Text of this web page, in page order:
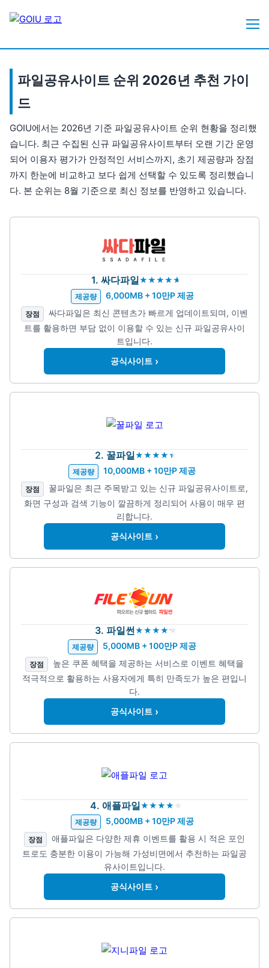
파일공유사이트 순위 2026년 추천 가이
드
GOIU에서는 2026년 기준 파일공유사이트 순위 현황을 정리했
습니다. 최근 수집된 신규 파일공유사이트부터 오랜 기간 운영
되어 이용자 평가가 안정적인 서비스까지, 초기 제공량과 장점
까지 한눈에 비교하고 보다 쉽게 선택할 수 있도록 정리했습니
다. 본 순위는 8월 기준으로 최신 정보를 반영하고 있습니다.
1. 싸다파일
제공량 6,000MB + 10만P 제공
장점
싸다파일은 최신 콘텐츠가 빠르게 업데이트되며, 이벤
트를 활용하면 부담 없이 이용할 수 있는 신규 파일공유사이
트입니다.
공식사이트 ›
2. 꿀파일
제공량 10,000MB + 10만P 제공
장점
꿀파일은 최근 주목받고 있는 신규 파일공유사이트로,
화면 구성과 검색 기능이 깔끔하게 정리되어 사용이 매우 편
리합니다.
공식사이트 ›
3. 파일썬
제공량 5,000MB + 100만P 제공
장점
높은 쿠폰 혜택을 제공하는 서비스로 이벤트 혜택을
적극적으로 활용하는 사용자에게 특히 만족도가 높은 편입니
다.
공식사이트 ›
4. 애플파일
제공량 5,000MB + 10만P 제공
장점
애플파일은 다양한 제휴 이벤트를 활용 시 적은 포인
트로도 충분한 이용이 가능해 가성비면에서 추천하는 파일공
유사이트입니다.
공식사이트 ›